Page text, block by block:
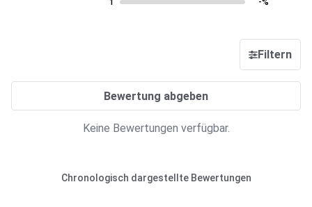
1
-%
Filtern
Bewertung abgeben
Keine Bewertungen verfügbar.
Chronologisch dargestellte Bewertungen